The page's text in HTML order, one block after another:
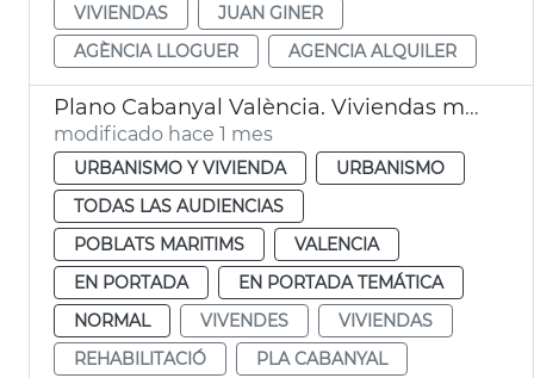
VIVIENDAS
JUAN GINER
AGÈNCIA LLOGUER
AGENCIA ALQUILER
Plano Cabanyal València. Viviendas municipales
modificado hace 1 mes
URBANISMO Y VIVIENDA
URBANISMO
TODAS LAS AUDIENCIAS
POBLATS MARITIMS
VALENCIA
EN PORTADA
EN PORTADA TEMÁTICA
NORMAL
VIVENDES
VIVIENDAS
REHABILITACIÓ
PLA CABANYAL